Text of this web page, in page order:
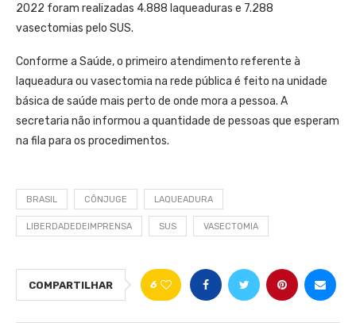
2022 foram realizadas 4.888 laqueaduras e 7.288
vasectomias pelo SUS.
Conforme a Saúde, o primeiro atendimento referente à
laqueadura ou vasectomia na rede pública é feito na unidade
básica de saúde mais perto de onde mora a pessoa. A
secretaria não informou a quantidade de pessoas que esperam
na fila para os procedimentos.
BRASIL CÔNJUGE LAQUEADURA
LIBERDADEDEIMPRENSA SUS VASECTOMIA
COMPARTILHAR 6